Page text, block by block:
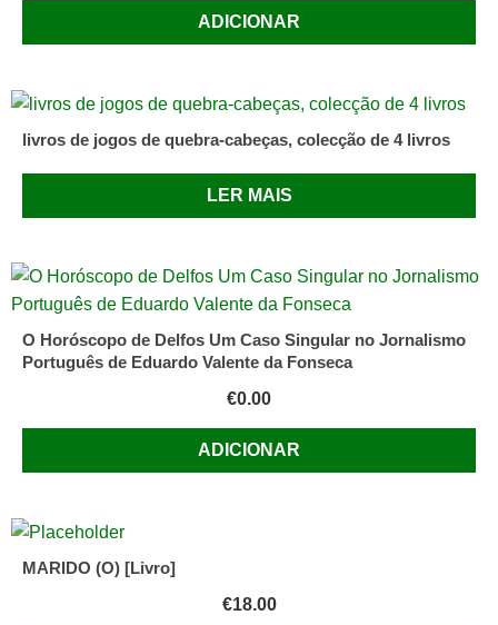
ADICIONAR
livros de jogos de quebra-cabeças, colecção de 4 livros
LER MAIS
O Horóscopo de Delfos Um Caso Singular no Jornalismo
Português de Eduardo Valente da Fonseca
€0.00
ADICIONAR
MARIDO (O) [Livro]
€18.00